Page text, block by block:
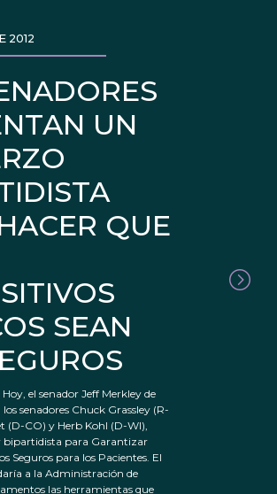
UN
QUE
SEAN
2012
el senador Jeff Merkley de
senadores Chuck Grassley (R-
(D-CO) y Herb Kohl (D-WI),
bipartidista para Garantizar
Seguros para los Pacientes. El
a la Administración de
las herramientas que